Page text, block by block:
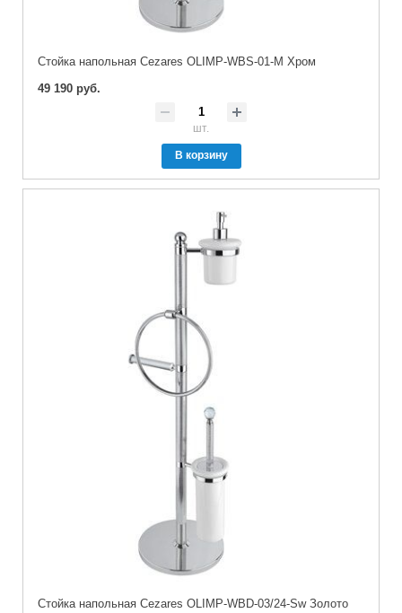
Стойка напольная Cezares OLIMP-WBS-01-M Хром
49 190 руб.
шт.
В корзину
Стойка напольная Cezares OLIMP-WBD-03/24-Sw Золото